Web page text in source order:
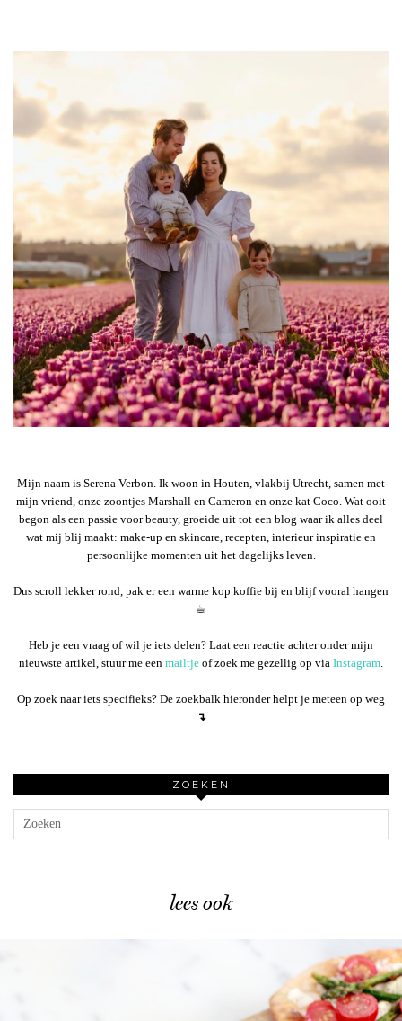
Mijn naam is Serena Verbon. Ik woon in Houten, vlakbij Utrecht, samen met
mijn vriend, onze zoontjes Marshall en Cameron en onze kat Coco. Wat ooit
begon als een passie voor beauty, groeide uit tot een blog waar ik alles deel
wat mij blij maakt: make-up en skincare, recepten, interieur inspiratie en
persoonlijke momenten uit het dagelijks leven.
Dus scroll lekker rond, pak er een warme kop koffie bij en blijf vooral hangen
☕︎
Heb je een vraag of wil je iets delen? Laat een reactie achter onder mijn
nieuwste artikel, stuur me een mailtje of zoek me gezellig op via Instagram.
Op zoek naar iets specifieks? De zoekbalk hieronder helpt je meteen op weg
↴
ZOEKEN
lees ook